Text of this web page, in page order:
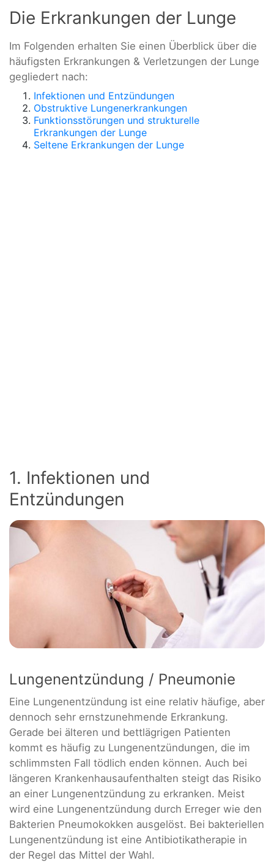
Die Erkrankungen der Lunge
Im Folgenden erhalten Sie einen Überblick über die
häufigsten Erkrankungen & Verletzungen der Lunge
gegliedert nach:
Infektionen und Entzündungen
Obstruktive Lungenerkrankungen
Funktionsstörungen und strukturelle
Erkrankungen der Lunge
Seltene Erkrankungen der Lunge
1. Infektionen und
Entzündungen
Lungenentzündung / Pneumonie
Eine Lungenentzündung ist eine relativ häufige, aber
dennoch sehr ernstzunehmende Erkrankung.
Gerade bei älteren und bettlägrigen Patienten
kommt es häufig zu Lungenentzündungen, die im
schlimmsten Fall tödlich enden können. Auch bei
längeren Krankenhausaufenthalten steigt das Risiko
an einer Lungenentzündung zu erkranken. Meist
wird eine Lungenentzündung durch Erreger wie den
Bakterien Pneumokokken ausgelöst. Bei bakteriellen
Lungenentzündung ist eine Antibiotikatherapie in
der Regel das Mittel der Wahl.